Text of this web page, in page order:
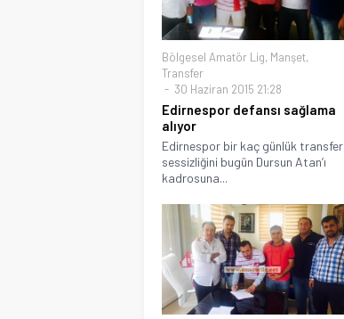
Bölgesel Amatör Lig, Manşet,
Transfer
30 Haziran 2015 21:28
Edirnespor defansı sağlama
alıyor
Edirnespor bir kaç günlük transfer
sessizliğini bugün Dursun Atan’ı
kadrosuna...